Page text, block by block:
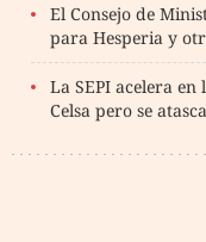
El Consejo de
para Hesperia y
La SEPI acelera
Celsa pero se